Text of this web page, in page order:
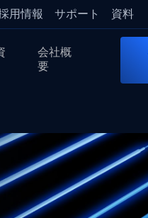
用情報 サポート 資料
会社概
要